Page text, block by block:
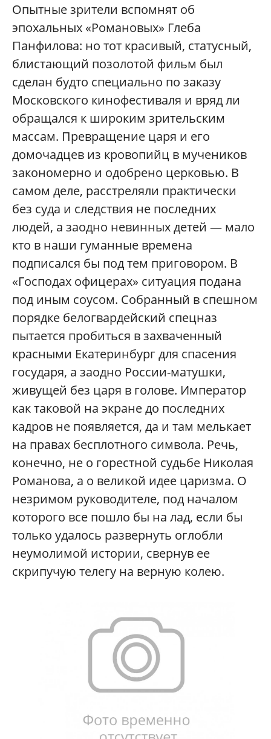
Опытные зрители вспомнят об
эпохальных «Романовых» Глеба
Панфилова: но тот красивый, статусный,
блистающий позолотой фильм был
сделан будто специально по заказу
Московского кинофестиваля и вряд ли
обращался к широким зрительским
массам. Превращение царя и его
домочадцев из кровопийц в мучеников
закономерно и одобрено церковью. В
самом деле, расстреляли практически
без суда и следствия не последних
людей, а заодно невинных детей — мало
кто в наши гуманные времена
подписался бы под тем приговором. В
«Господах офицерах» ситуация подана
под иным соусом. Собранный в спешном
порядке белогвардейский спецназ
пытается пробиться в захваченный
красными Екатеринбург для спасения
государя, а заодно России-матушки,
живущей без царя в голове. Император
как таковой на экране до последних
кадров не появляется, да и там мелькает
на правах бесплотного символа. Речь,
конечно, не о горестной судьбе Николая
Романова, а о великой идее царизма. О
незримом руководителе, под началом
которого все пошло бы на лад, если бы
только удалось развернуть оглобли
неумолимой истории, свернув ее
скрипучую телегу на верную колею.